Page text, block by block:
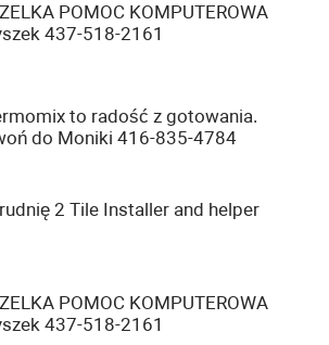
POMOC KOMPUTEROWA
437-518-2161
to radość z gotowania.
do Moniki 416-835-4784
2 Tile Installer and helper
POMOC KOMPUTEROWA
437-518-2161